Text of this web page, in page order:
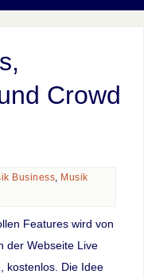
Crowd
Business Musik
Features wird von
der Webseite Live
kostenlos. Die Idee